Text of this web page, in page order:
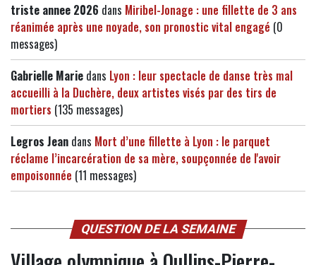
triste annee 2026 dans Miribel-Jonage : une fillette de 3 ans
réanimée après une noyade, son pronostic vital engagé (0
messages)
Gabrielle Marie dans Lyon : leur spectacle de danse très mal
accueilli à la Duchère, deux artistes visés par des tirs de
mortiers (135 messages)
Legros Jean dans Mort d’une fillette à Lyon : le parquet
réclame l’incarcération de sa mère, soupçonnée de l'avoir
empoisonnée (11 messages)
QUESTION DE LA SEMAINE